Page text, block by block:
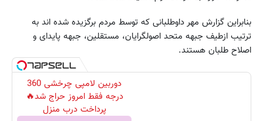
بنابراین گزارش مهر داوطلبانی که توسط مردم برگزیده شده اند به
ترتیب ازطیف جبهه متحد اصولگرایان، مستقلین، جبهه پایدای و
اصلاح طلبان هستند.
دوربین لامپی چرخشی 360
درجه فقط امروز حراج شد🔥
پرداخت درب منزل